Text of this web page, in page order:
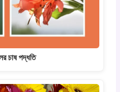
চাষ পদ্ধতি